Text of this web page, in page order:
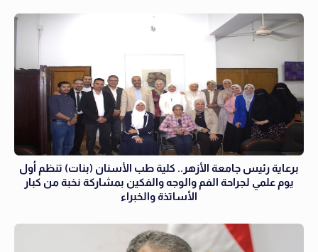
برعاية رئيس جامعة الأزهر.. كلية طب الأسنان (بنات) تنظم أول
يوم علمي لجراحة الفم والوجه والفكين بمشاركة نخبة من كبار
الأساتذة والخبراء